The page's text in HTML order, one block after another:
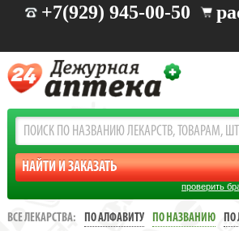
+7(929) 945-00-50
проверить
ВСЕ ЛЕКАРСТВА: ПО АЛФАВИТУ ПО НАЗВАНИЮ
ПО